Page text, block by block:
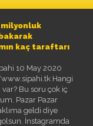
milyonluk
kaç taraftarı
10 May 2020
Hangi
var? Bu soru çok iç
Pazar Pazar
geldi diye
İnstagramda